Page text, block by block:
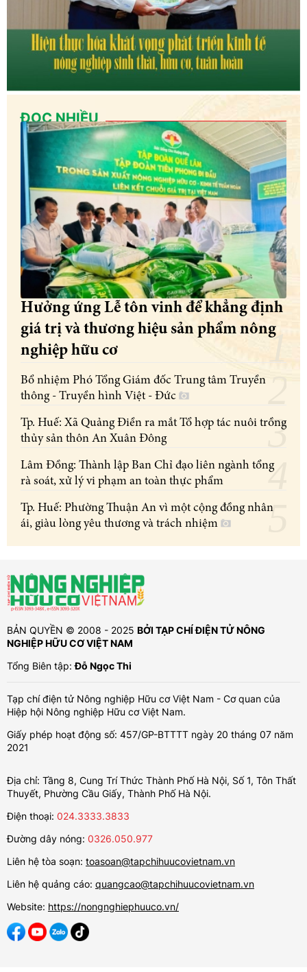
ĐỌC NHIỀU
Hưởng ứng Lễ tôn vinh để khẳng định
giá trị và thương hiệu sản phẩm nông
nghiệp hữu cơ
Bổ nhiệm Phó Tổng Giám đốc Trung tâm Truyền
thông - Truyền hình Việt - Đức
Tp. Huế: Xã Quảng Điền ra mắt Tổ hợp tác nuôi trồng
thủy sản thôn An Xuân Đông
Lâm Đồng: Thành lập Ban Chỉ đạo liên ngành tổng
rà soát, xử lý vi phạm an toàn thực phẩm
Tp. Huế: Phường Thuận An vì một cộng đồng nhân
ái, giàu lòng yêu thương và trách nhiệm
BẢN QUYỀN © 2008 - 2025 BỞI TẠP CHÍ ĐIỆN TỬ NÔNG
NGHIỆP HỮU CƠ VIỆT NAM
Tổng Biên tập:Đỗ Ngọc Thi
Tạp chí điện tử Nông nghiệp Hữu cơ Việt Nam - Cơ quan của
Hiệp hội Nông nghiệp Hữu cơ Việt Nam.
Giấy phép hoạt động số: 457/GP-BTTTT ngày 20 tháng 07 năm
2021
Địa chỉ: Tầng 8, Cung Trí Thức Thành Phố Hà Nội, Số 1, Tôn Thất
Thuyết, Phường Cầu Giấy, Thành Phố Hà Nội.
Điện thoại: 024.3333.3833
Đường dây nóng: 0326.050.977
Liên hệ tòa soạn: toasoan@tapchihuucovietnam.vn
Liên hệ quảng cáo: quangcao@tapchihuucovietnam.vn
Website: https://nongnghiephuuco.vn/